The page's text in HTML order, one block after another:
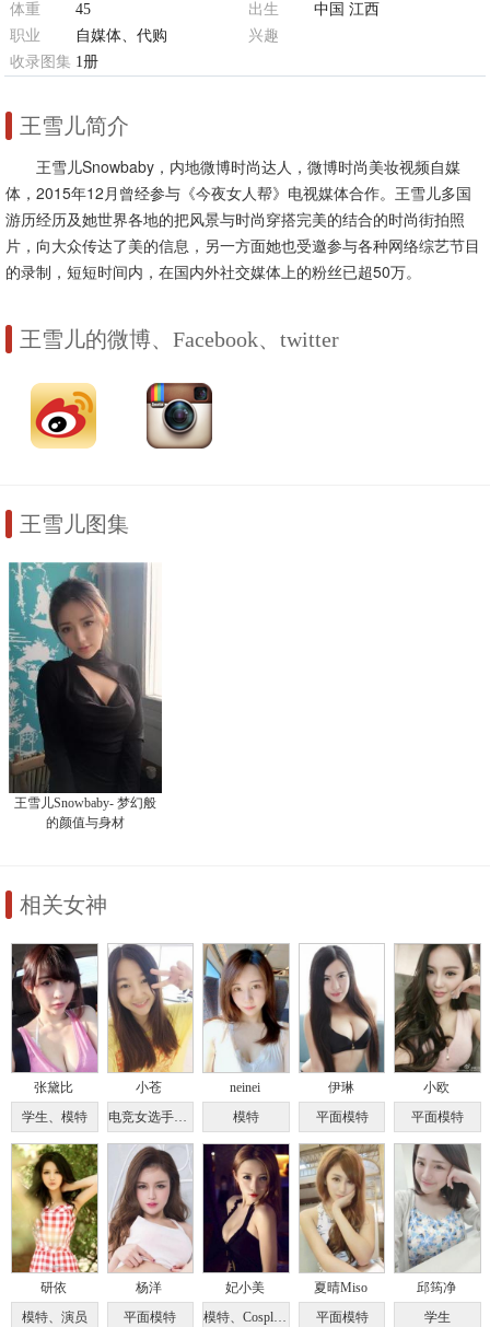
体重
45 出生
中国 江西
职业
自媒体、代购
兴趣
收录图集 1册
王雪儿简介
王雪儿Snowbaby，内地微博时尚达人，微博时尚美妆视频自媒
体，2015年12月曾经参与《今夜女人帮》电视媒体合作。王雪儿多国
游历经历及她世界各地的把风景与时尚穿搭完美的结合的时尚街拍照
片，向大众传达了美的信息，另一方面她也受邀参与各种网络综艺节目
的录制，短短时间内，在国内外社交媒体上的粉丝已超50万。
王雪儿的微博、Facebook、twitter
王雪儿图集
王雪儿Snowbaby- 梦幻般
的颜值与身材
相关女神
张黛比
学生、模特
小苍
电竞女选手、游戏解说
neinei
模特
伊琳
平面模特
小欧
平面模特
研依
模特、演员
杨洋
平面模特
妃小美
模特、Cosplayer
夏晴Miso
平面模特
邱筠净
学生